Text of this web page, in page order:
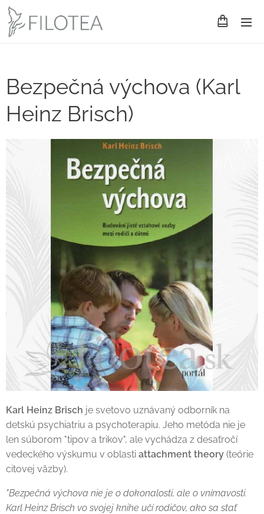
Bezpečná výchova (Karl
Heinz Brisch)
Karl Heinz Brisch je svetovo uznávaný odborník na
detskú psychiatriu a psychoterapiu. Jeho metóda nie je
len súborom "tipov a trikov", ale vychádza z desaťročí
vedeckého výskumu v oblasti attachment theory (teórie
citovej väzby).
"Bezpečná výchova nie je o dokonalosti, ale o vnímavosti.
Karl Heinz Brisch vo svojej knihe učí rodičov, ako sa stať